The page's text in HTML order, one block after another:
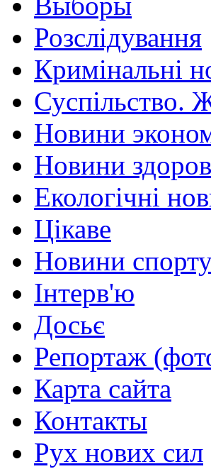
Розслідування
Кримінальні
Суспільство.
Новини
Новини
Екологічні
Цікаве
Новини
Інтерв'ю
Досьє
Репортаж
Карта сайта
Контакты
Рух нових сил